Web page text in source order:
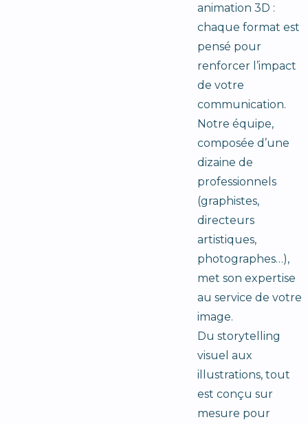
animation 3D :
chaque format est
pensé pour
renforcer l’impact
de votre
communication.
Notre équipe,
composée d’une
dizaine de
professionnels
(graphistes,
directeurs
artistiques,
photographes…),
met son expertise
au service de votre
image.
Du storytelling
visuel aux
illustrations, tout
est conçu sur
mesure pour